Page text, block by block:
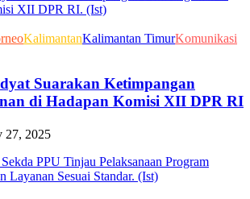
KalimantanKalimantan TimurKomunikasi
Suarakan Ketimpangan
di Hadapan Komisi XII DPR RI
27, 2025